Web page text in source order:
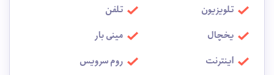
تلویزیون
تلفن
یخچال
مینی بار
اینترنت
روم سرویس